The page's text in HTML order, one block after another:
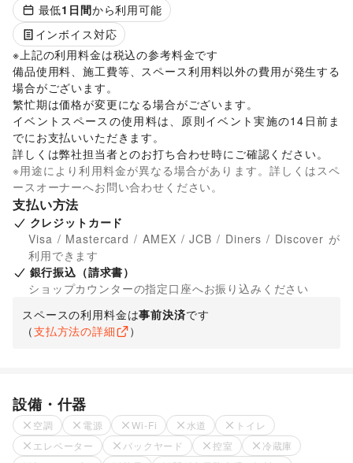
最低1 日間から利用可能
インボイス対応
※上記の利用料金は税込の参考料金です
備品使用料、施工費等、スペース利用料以外の費用が発生する
場合がございます。
繁忙期は価格が変更になる場合がございます。
イベントスペースの使用料は、原則イベント実施の14日前ま
でにお支払いいただきます。
詳しくは弊社担当者とのお打ち合わせ時にご確認ください。
※用途により利用料金が異なる場合があります。詳しくはスペ
ースオーナーへお問い合わせください。
支払い方法
クレジットカード
Visa / Mastercard / AMEX / JCB / Diners / Discover が
利用できます
銀行振込（請求書）
ショップカウンターの指定口座へお振り込みください
スペースの利用料金は事前決済です
（支払方法の詳細 ）
設備・什器
空調 電源 Wi-Fi 水道
トイレ
エレベーター
バックヤード 控室
冷蔵庫